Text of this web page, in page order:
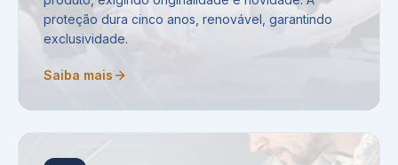
proteção dura cinco anos, renovável, garantindo
exclusividade.
Saiba mais